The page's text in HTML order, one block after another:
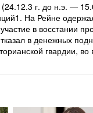
г. до н.э. —
На Рейне
в восстании
в денежных
гвардии,